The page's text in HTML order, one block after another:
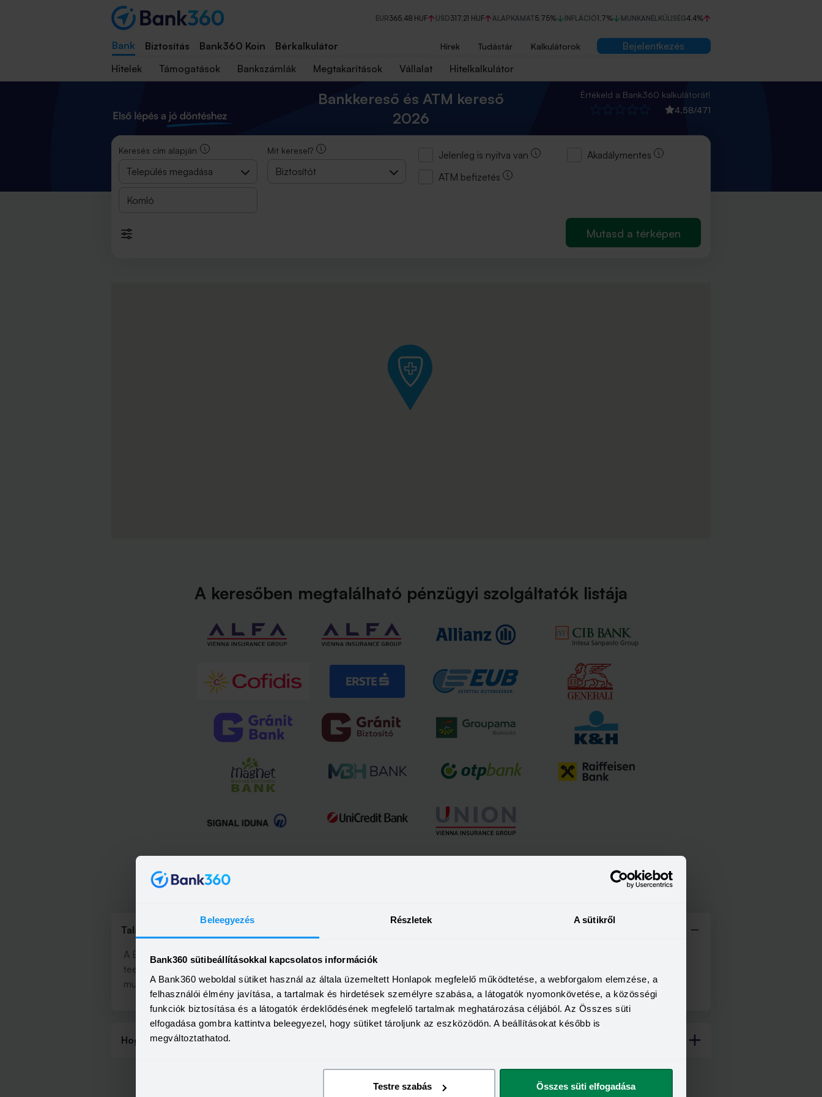
Beleegyezés Részletek A sütikről
Bank360 sütibeállításokkal kapcsolatos információk
A Bank360 weboldal sütiket használ az általa üzemeltett Honlapok megfelelő működtetése, a webforgalom elemzése, a
felhasználói élmény javítása, a tartalmak és hirdetések személyre szabása, a látogatók nyomonkövetése, a közösségi
funkciók biztosítása és a látogatók érdeklődésének megfelelő tartalmak meghatározása céljából. Az Összes süti
elfogadása gombra kattintva beleegyezel, hogy sütiket tároljunk az eszközödön. A beállításokat később is
megváltoztathatod.
Testre szabás Összes süti elfogadása
EUR365,48 HUF USD317,21 HUF ALAPKAMAT5,75% INFLÁCIÓ1,7% MUNKANÉLKÜLISÉG4,4%
Bank Biztosítás Bank360 Koin Bérkalkulátor Hírek Tudástár Kalkulátorok
Bejelentkezés
Hitelek
Támogatások Bankszámlák Megtakarítások Vállalat Hitelkalkulátor
Bankkereső és ATM kereső
2026
Értékeld a Bank360 kalkulátorát!
4,58/471
Keresés cím alapján
Település megadása
Mit keresel?
Biztosítót
Jelenleg is nyitva van
Akadálymentes
ATM befizetés
Mutasd a térképen
A keresőben megtalálható pénzügyi szolgáltatók listája
Minden, amit tudni kell a Bankkereső és ATM keresőről
Találd meg a hozzád legközelebb eső ATM-et vagy bankfiókot!
A Bank360.hu ATM és bankkeresőjével néhány kattintással megnézheted, hogy hol tudod leggyorsabban elintézni pénzügyi
teendőidet. Kiválaszthatod, hogy a hozzád legközelebb eső ATM-et, bankfiókot vagy biztosítót szeretnéd megtalálni, és mi térképen
mutatjuk meg neked, hogy hova tudsz eljutni a leggyorsabban.
Hogyan működik a bank- és ATM kereső?
Bankkereső és ATM kereső 2025